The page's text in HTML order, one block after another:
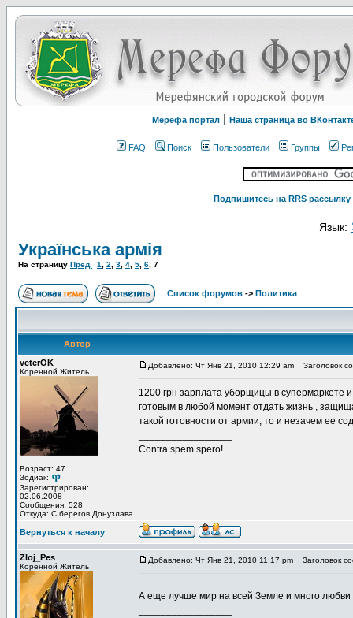
Мерефа портал Наша страница во
FAQ Поиск Пользователи Группы
Подпишитесь на RRS
Язык:
Українська армія
На страницу Пред. 1 2 3 4 5 6 7
Список форумов -> Политика
Автор
veterOK
Коренной Житель
Возраст: 47
Зодиак:
Зарегистрирован:
02.06.2008
Сообщения: 528
Откуда: С берегов Донузлава
Добавлено: Чт Янв 21, 2010 12:29 am Заголовок
1200 грн зарплата уборщицы в супермаркете
готовым в любой момент отдать жизнь ,
такой готовности от армии, то и незачем ее
Contra spem spero!
Вернуться к началу
Zloj_Pes
Коренной Житель
Добавлено: Чт Янв 21, 2010 11:17 pm Заголовок
А еще лучше мир на всей Земле и много любви